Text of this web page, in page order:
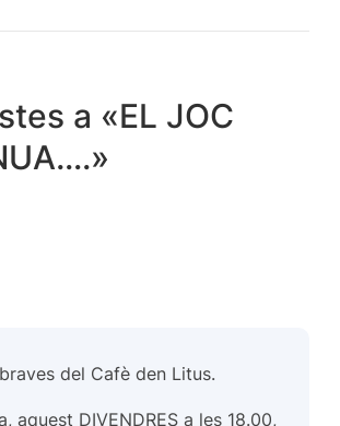
a «EL JOC
del Cafè den Litus.
aquest DIVENDRES a les 18.00,